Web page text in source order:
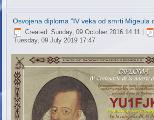
Osvojena diploma "IV veka od smrti Migeula
Created: Sunday, 09 October 2016 14:11
Tuesday, 09 July 2019 17:47